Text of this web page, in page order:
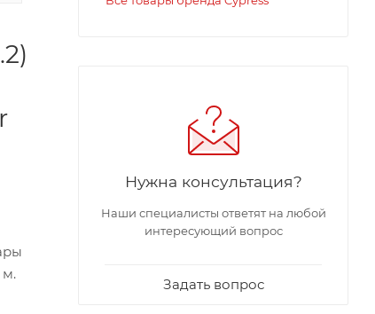
м.
Нужна консультация?
Наши специалисты ответят на любой
интересующий вопрос
Задать вопрос